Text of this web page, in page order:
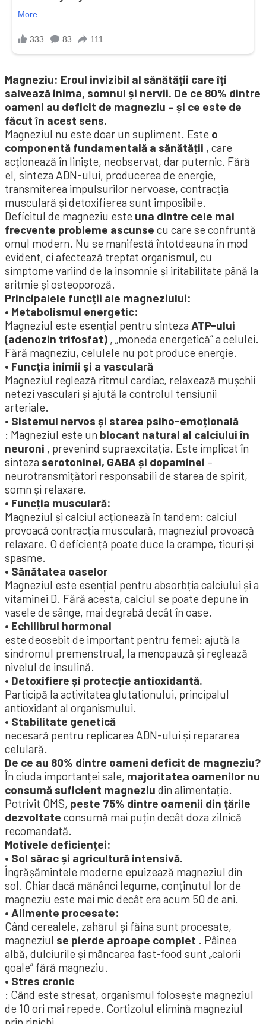
Magneziu: Eroul invizibil al sănătății care îți
salvează inima, somnul și nervii. De ce 80% dintre
oameni au deficit de magneziu – și ce este de
făcut în acest sens.
Magneziul nu este doar un supliment. Este o
componentă fundamentală a sănătății , care
acționează în liniște, neobservat, dar puternic. Fără
el, sinteza ADN-ului, producerea de energie,
transmiterea impulsurilor nervoase, contracția
musculară și detoxifierea sunt imposibile.
Deficitul de magneziu este una dintre cele mai
frecvente probleme ascunse cu care se confruntă
omul modern. Nu se manifestă întotdeauna în mod
evident, ci afectează treptat organismul, cu
simptome variind de la insomnie și iritabilitate până la
aritmie și osteoporoză.
Principalele funcții ale magneziului:
• Metabolismul energetic:
Magneziul este esențial pentru sinteza ATP-ului
(adenozin trifosfat) , „moneda energetică” a celulei.
Fără magneziu, celulele nu pot produce energie.
• Funcția inimii și a vasculară
Magneziul reglează ritmul cardiac, relaxează mușchii
netezi vasculari și ajută la controlul tensiunii
arteriale.
• Sistemul nervos și starea psiho-emoțională
: Magneziul este un blocant natural al calciului în
neuroni , prevenind supraexcitația. Este implicat în
sinteza serotoninei, GABA și dopaminei –
neurotransmițători responsabili de starea de spirit,
somn și relaxare.
• Funcția musculară:
Magneziul și calciul acționează în tandem: calciul
provoacă contracția musculară, magneziul provoacă
relaxare. O deficiență poate duce la crampe, ticuri și
spasme.
• Sănătatea oaselor
Magneziul este esențial pentru absorbția calciului și a
vitaminei D. Fără acesta, calciul se poate depune în
vasele de sânge, mai degrabă decât în ​​oase.
• Echilibrul hormonal
este deosebit de important pentru femei: ajută la
sindromul premenstrual, la menopauză și reglează
nivelul de insulină.
• Detoxifiere și protecție antioxidantă.
Participă la activitatea glutationului, principalul
antioxidant al organismului.
• Stabilitate genetică
necesară pentru replicarea ADN-ului și repararea
celulară.
De ce au 80% dintre oameni deficit de magneziu?
În ciuda importanței sale, majoritatea oamenilor nu
consumă suficient magneziu din alimentație.
Potrivit OMS, peste 75% dintre oamenii din țările
dezvoltate consumă mai puțin decât doza zilnică
recomandată.
Motivele deficienței:
• Sol sărac și agricultură intensivă.
Îngrășămintele moderne epuizează magneziul din
sol. Chiar dacă mănânci legume, conținutul lor de
magneziu este mai mic decât era acum 50 de ani.
• Alimente procesate:
Când cerealele, zahărul și făina sunt procesate,
magneziul se pierde aproape complet . Pâinea
albă, dulciurile și mâncarea fast-food sunt „calorii
goale” fără magneziu.
• Stres cronic
: Când este stresat, organismul folosește magneziul
de 10 ori mai repede. Cortizolul elimină magneziul